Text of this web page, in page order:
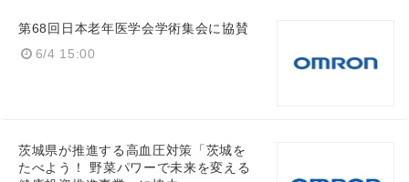
第68回日本老年医学会学術集会に協賛
6/4 15:00
茨城県が推進する高血圧対策「茨城を
たべよう！ 野菜パワーで未来を変える